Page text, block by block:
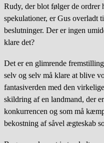
Rudy, der blot følger de ordrer
spekulationer, er Gus overladt
beslutninger. Der er ingen
klare det?
Det er en glimrende
selv og selv må klare at blive
fantasiverden med den
skildring af en landmand, der
konkurrencen og som må
bekostning af såvel ægteskab